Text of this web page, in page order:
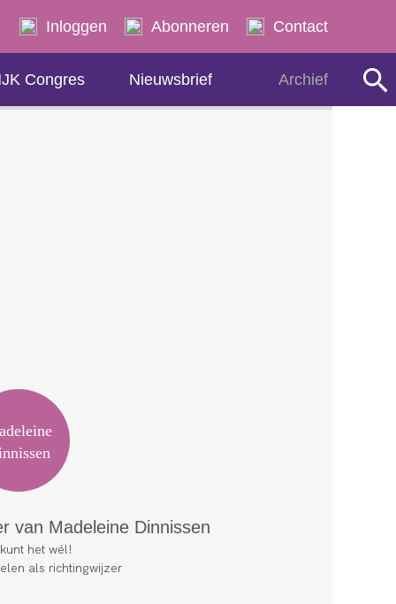
Inloggen Abonneren Contact
Congres Nieuwsbrief Archief
Zoeken
van Madeleine Dinnissen
het wél!
als richtingwijzer